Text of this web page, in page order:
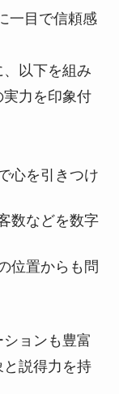
一目で信頼感
以下を組み
力を印象付
心を引きつけ
数などを数字
位置からも問
ョンも豊富
説得力を持